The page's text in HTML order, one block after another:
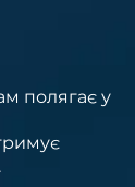
полягає у